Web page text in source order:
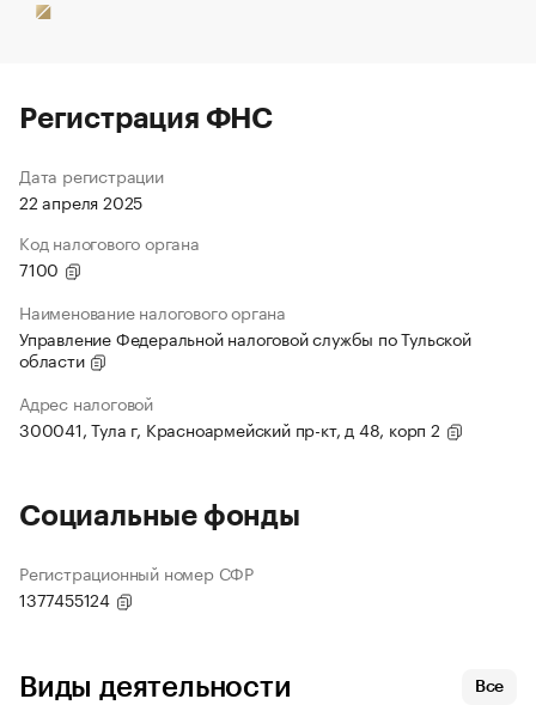
Регистрация ФНС
Дата регистрации
22 апреля 2025
Код налогового органа
7100
Наименование налогового органа
Управление Федеральной налоговой службы по Тульской
области
Адрес налоговой
300041, Тула г, Красноармейский пр-кт, д 48, корп 2
Социальные фонды
Регистрационный номер СФР
1377455124
Виды деятельности Все